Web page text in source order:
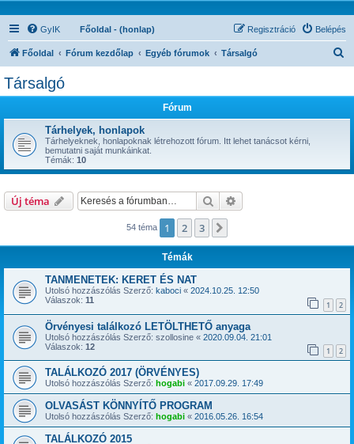
GyIK Főoldal - (honlap) Belépés
Regisztráció
Főoldal Fórum kezdőlap Egyéb fórumok Társalgó
Társalgó
Fórum
Tárhelyek, honlapok
Tárhelyeknek, honlapoknak létrehozott fórum. Itt lehet tanácsot kérni,
bemutatni saját munkáinkat.
Témák: 10
Új téma Keresés
54 téma 1 2 3
Témák
TANMENETEK: KERET ÉS NAT
Utolsó hozzászólás Szerző: kaboci « 2024.10.25. 12:50
Válaszok: 11 1 2
Örvényesi találkozó LETÖLTHETŐ anyaga
Utolsó hozzászólás Szerző: szollosine « 2020.09.04. 21:01
Válaszok: 12 1 2
TALÁLKOZÓ 2017 (ÖRVÉNYES)
Utolsó hozzászólás Szerző: hogabi « 2017.09.29. 17:49
OLVASÁST KÖNNYÍTŐ PROGRAM
Utolsó hozzászólás Szerző: hogabi « 2016.05.26. 16:54
TALÁLKOZÓ 2015